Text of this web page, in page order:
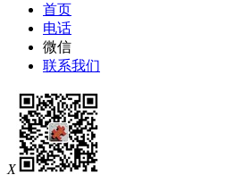
首页
电话
微信
联系我们
X